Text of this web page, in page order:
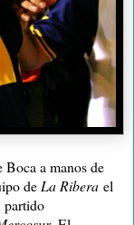
a manos de
de La Ribera el
partido